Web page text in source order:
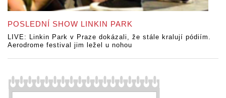
POSLEDNÍ SHOW LINKIN PARK
LIVE: Linkin Park v Praze dokázali, že stále kralují pódiím.
Aerodrome festival jim ležel u nohou